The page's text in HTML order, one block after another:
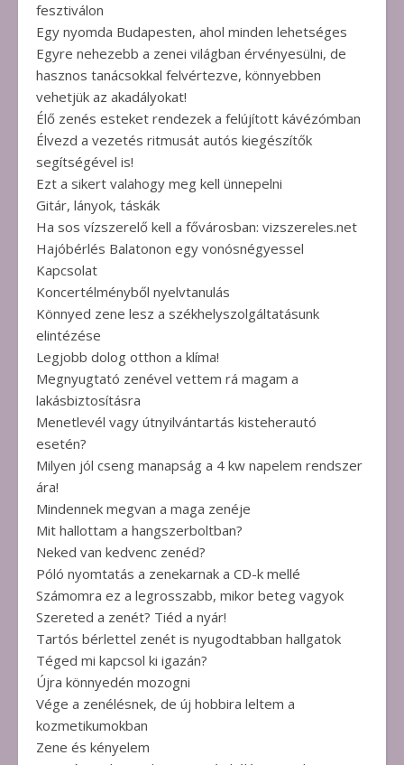
fesztiválon
Egy nyomda Budapesten, ahol minden lehetséges
Egyre nehezebb a zenei világban érvényesülni, de
hasznos tanácsokkal felvértezve, könnyebben
vehetjük az akadályokat!
Élő zenés esteket rendezek a felújított kávézómban
Élvezd a vezetés ritmusát autós kiegészítők
segítségével is!
Ezt a sikert valahogy meg kell ünnepelni
Gitár, lányok, táskák
Ha sos vízszerelő kell a fővárosban: vizszereles.net
Hajóbérlés Balatonon egy vonósnégyessel
Kapcsolat
Koncertélményből nyelvtanulás
Könnyed zene lesz a székhelyszolgáltatásunk
elintézése
Legjobb dolog otthon a klíma!
Megnyugtató zenével vettem rá magam a
lakásbiztosításra
Menetlevél vagy útnyilvántartás kisteherautó
esetén?
Milyen jól cseng manapság a 4 kw napelem rendszer
ára!
Mindennek megvan a maga zenéje
Mit hallottam a hangszerboltban?
Neked van kedvenc zenéd?
Póló nyomtatás a zenekarnak a CD-k mellé
Számomra ez a legrosszabb, mikor beteg vagyok
Szereted a zenét? Tiéd a nyár!
Tartós bérlettel zenét is nyugodtabban hallgatok
Téged mi kapcsol ki igazán?
Újra könnyedén mozogni
Vége a zenélésnek, de új hobbira leltem a
kozmetikumokban
Zene és kényelem